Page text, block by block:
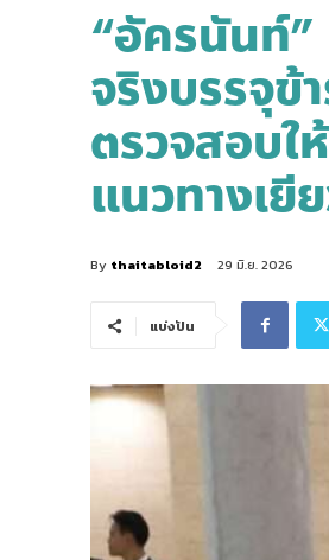
“อัครนันท์”
จริงบรรจุข้
ตรวจสอบใ
แนวทางเยี
By thaitabloid2 29 มิ.ย. 2026
แบ่งปัน